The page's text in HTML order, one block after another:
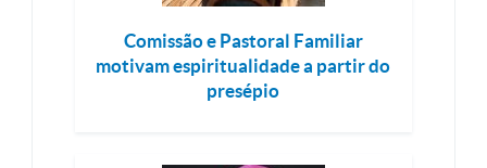
Comissão e Pastoral Familiar
motivam espiritualidade a partir do
presépio